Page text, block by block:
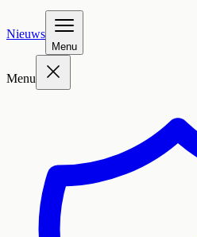
Nieuws
Menu
Menu